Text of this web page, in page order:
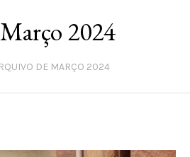
Março 2024
DE MARÇO 2024